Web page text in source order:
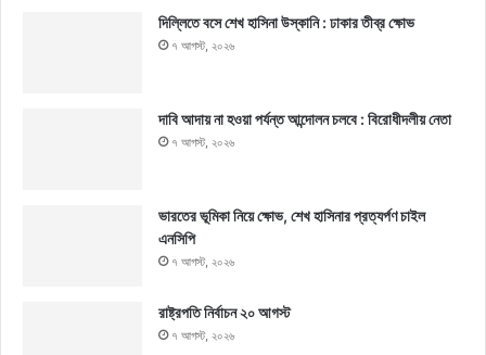
দিল্লিতে বসে শেখ হাসিনা উস্কানি : ঢাকার তীব্র ক্ষোভ
৭ আগস্ট, ২০২৬
দাবি আদায় না হওয়া পর্যন্ত আন্দোলন চলবে : বিরোধীদলীয় নেতা
৭ আগস্ট, ২০২৬
ভারতের ভূমিকা নিয়ে ক্ষোভ, শেখ হাসিনার প্রত্যর্পণ চাইল
এনসিপি
৭ আগস্ট, ২০২৬
রাষ্ট্রপতি নির্বাচন ২০ আগস্ট
৭ আগস্ট, ২০২৬